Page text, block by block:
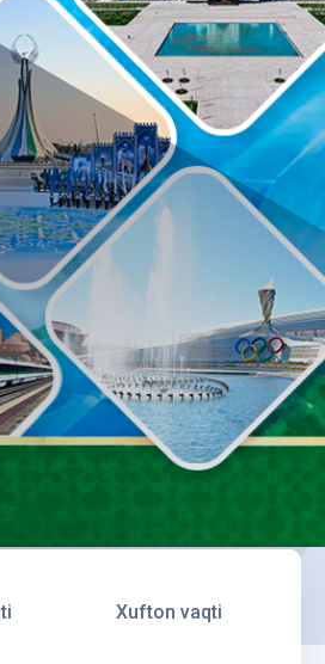
Xufton vaqti